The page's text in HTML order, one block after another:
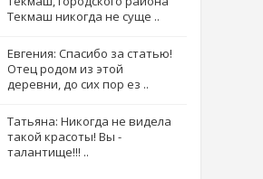
Текмаш никогда не суще ..
Евгения: Спасибо за статью!
Отец родом из этой
деревни, до сих пор ез ..
Татьяна: Никогда не видела
такой красоты! Вы -
талантище!!! ..